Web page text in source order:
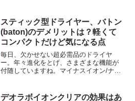
した。今回は、関西で放送されている
『せやねん！』2read more
スティック型ドライヤー、バトン
(baton)のデメリットは？軽くて
コンパクトだけど気になる点
毎日、欠かせない超必需品のドライヤ
ー。年々進化をとげ、さまざまな機能が
付随していますね。マイナスイオン/ナノ
を健康的に保ちます。また、ナノイオン
デオラボイオンクリアの効果はあ